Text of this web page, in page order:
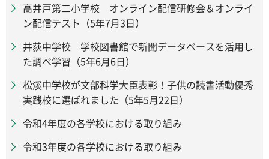
高井戸第二小学校 オンライン配信研修会＆オンライ
ン配信テスト（5年7月3日）
井荻中学校 学校図書館で新聞データベースを活用し
た調べ学習（5年6月6日）
松溪中学校が文部科学大臣表彰！子供の読書活動優秀
実践校に選ばれました（5年5月22日）
令和4年度の各学校における取り組み
令和3年度の各学校における取り組み